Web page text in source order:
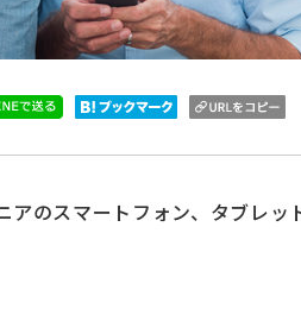
のスマートフォン、タブレッ